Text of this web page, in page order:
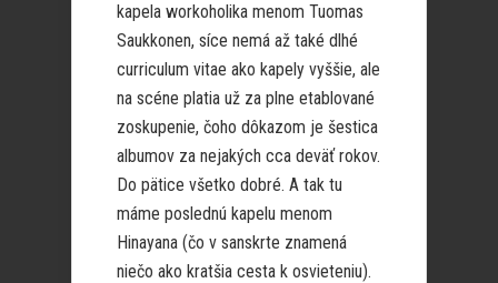
kapela workoholika menom Tuomas
Saukkonen, síce nemá až také dlhé
curriculum vitae ako kapely vyššie, ale
na scéne platia už za plne etablované
zoskupenie, čoho dôkazom je šestica
albumov za nejakých cca deväť rokov.
Do pätice všetko dobré. A tak tu
máme poslednú kapelu menom
Hinayana (čo v sanskrte znamená
niečo ako kratšia cesta k osvieteniu).